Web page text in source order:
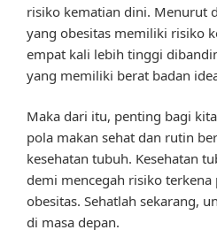
risiko kematian dini. Menurut
yang obesitas memiliki risiko
empat kali lebih tinggi
yang memiliki berat badan
Maka dari itu, penting bagi
pola makan sehat dan rutin
kesehatan tubuh. Kesehatan
demi mencegah risiko
obesitas. Sehatlah sekarang,
di masa depan.